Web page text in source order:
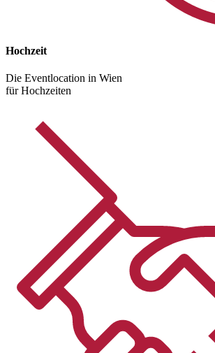
Hochzeit
Die Eventlocation in Wien
für Hochzeiten